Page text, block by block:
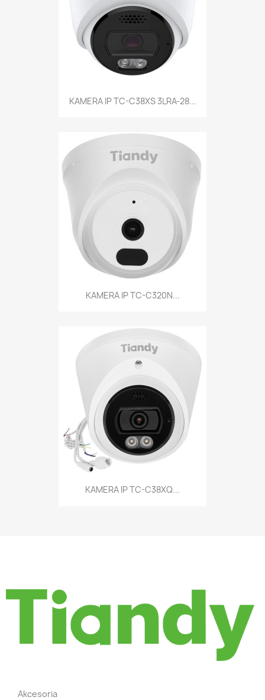
KAMERA IP TC-C38XS 3LRA-28...
KAMERA IP TC-C320N...
KAMERA IP TC-C38XQ...
Akcesoria